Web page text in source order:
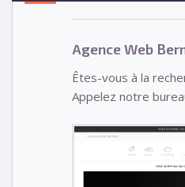
Agence Web
Êtes-vous à la
Appelez notre